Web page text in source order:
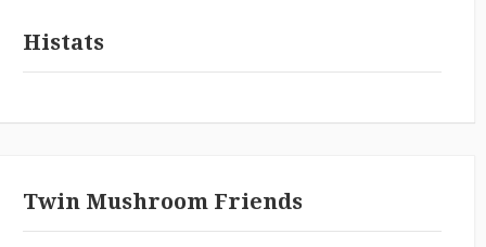
Histats
Twin Mushroom Friends